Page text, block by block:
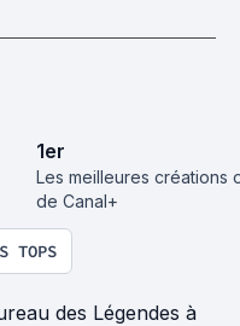
1er
Les meilleures créations
de Canal+
TOPS
des Légendes à